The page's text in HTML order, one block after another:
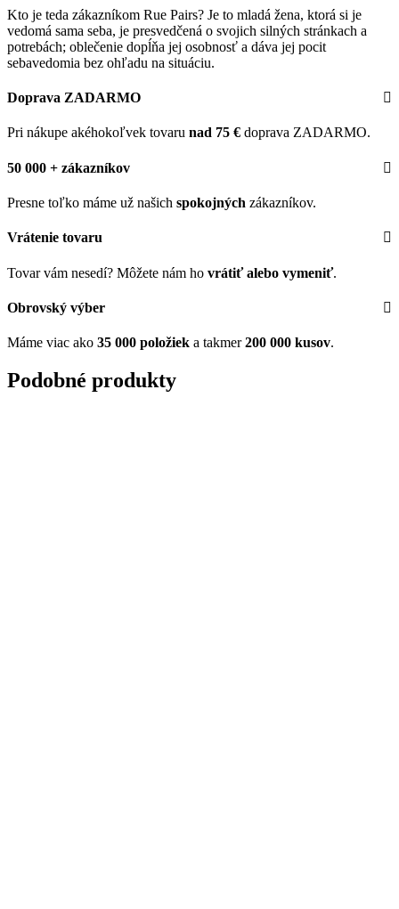
Kto je teda zákazníkom Rue Pairs? Je to mladá žena, ktorá si je
vedomá sama seba, je presvedčená o svojich silných stránkach a
potrebách; oblečenie dopĺňa jej osobnosť a dáva jej pocit
sebavedomia bez ohľadu na situáciu.
Doprava ZADARMO
Pri nákupe akéhokoľvek tovaru nad 75 € doprava ZADARMO.
50 000 + zákazníkov
Presne toľko máme už našich spokojných zákazníkov.
Vrátenie tovaru
Tovar vám nesedí? Môžete nám ho vrátiť alebo vymeniť.
Obrovský výber
Máme viac ako 35 000 položiek a takmer200 000 kusov.
Podobné produkty